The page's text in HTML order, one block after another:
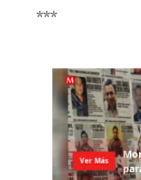
***